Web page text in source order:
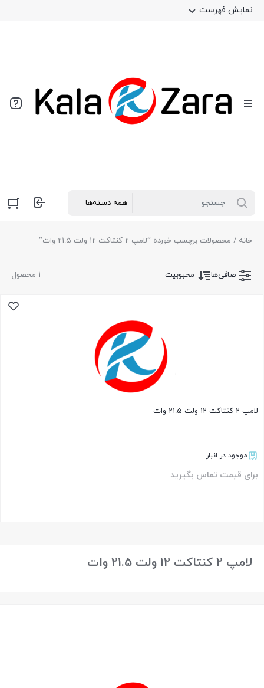
نمایش فهرست
خانه / محصولات برچسب خورده “لامپ 2 کنتاکت 12 ولت 21.5 وات”
1 محصول صافی‌ها محبوبیت
لامپ 2 کنتاکت 12 ولت 21.5 وات
موجود در انبار
برای قیمت تماس بگیرید
لامپ 2 کنتاکت 12 ولت 21.5 وات